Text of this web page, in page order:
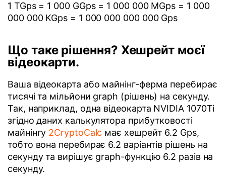
1 TGps = 1 000 GGps = 1 000 000 MGps = 1 000
000 000 KGps = 1 000 000 000 000 Gps
Що таке рішення? Хешрейт моєї
відеокарти.
Ваша відеокарта або майнінг-ферма перебирає
тисячі та мільйони graph (рішень) на секунду.
Так, наприклад, одна відеокарта NVIDIA 1070Ti
згідно даних калькулятора прибутковості
майнінгу 2CryptoCalc має хешрейт 6.2 Gps,
тобто вона перебирає 6.2 варіантів рішень на
секунду та вирішує graph-функцію 6.2 разів на
секунду.